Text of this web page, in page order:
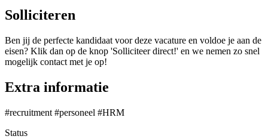
Solliciteren
Ben jij de perfecte kandidaat voor deze vacature en voldoe je aan de
eisen? Klik dan op de knop 'Solliciteer direct!' en we nemen zo snel
mogelijk contact met je op!
Extra informatie
#recruitment #personeel #HRM
Status